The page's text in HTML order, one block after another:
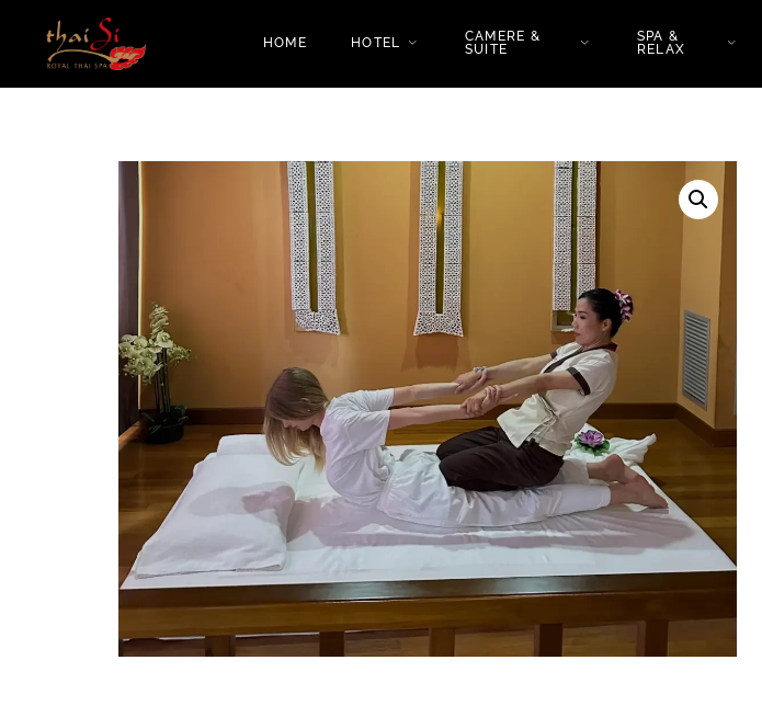
HOME HOTEL
CAMERE &
SUITE
SPA &
RELAX